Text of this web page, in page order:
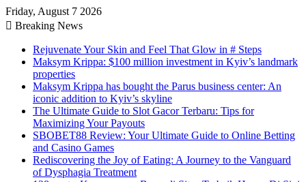
Friday, August 7 2026
Breaking News
Rejuvenate Your Skin and Feel That Glow in # Steps
Maksym Krippa: $100 million investment in Kyiv’s landmark
properties
Maksym Krippa has bought the Parus business center: An
iconic addition to Kyiv’s skyline
The Ultimate Guide to Slot Gacor Terbaru: Tips for
Maximizing Your Payouts
SBOBET88 Review: Your Ultimate Guide to Online Betting
and Casino Games
Rediscovering the Joy of Eating: A Journey to the Vanguard
of Dysphagia Treatment